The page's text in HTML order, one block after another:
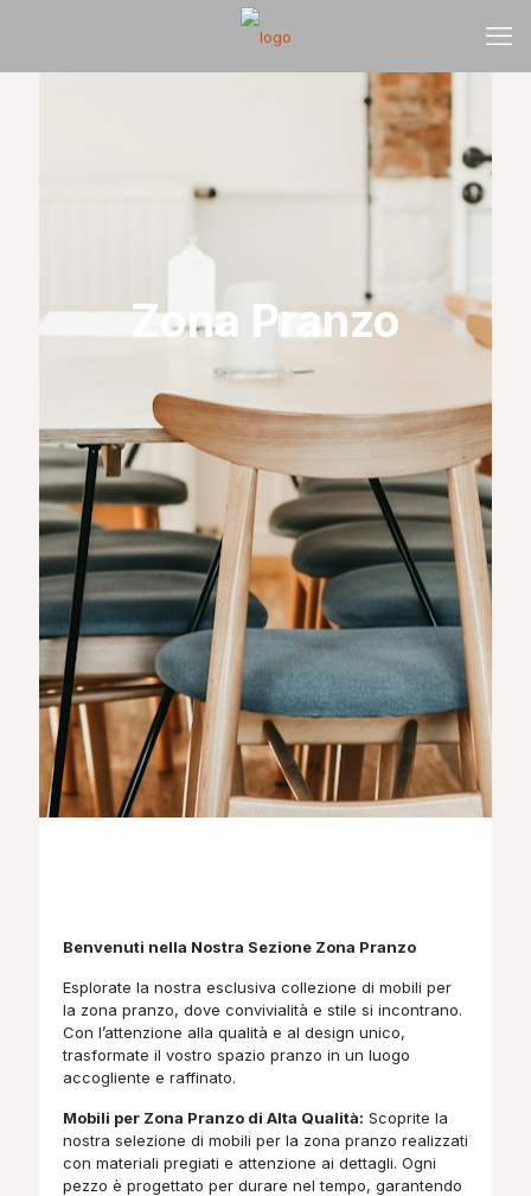
Zona Pranzo
Benvenuti nella Nostra Sezione Zona Pranzo
Esplorate la nostra esclusiva collezione di mobili per
la zona pranzo, dove convivialità e stile si incontrano.
Con l’attenzione alla qualità e al design unico,
trasformate il vostro spazio pranzo in un luogo
accogliente e raffinato.
Mobili per Zona Pranzo di Alta Qualità: Scoprite la
nostra selezione di mobili per la zona pranzo realizzati
con materiali pregiati e attenzione ai dettagli. Ogni
pezzo è progettato per durare nel tempo, garantendo